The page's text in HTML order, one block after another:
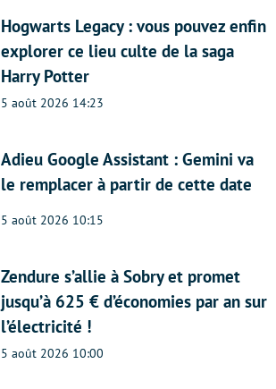
Hogwarts Legacy : vous pouvez enfin
explorer ce lieu culte de la saga
Harry Potter
5 août 2026 14:23
Adieu Google Assistant : Gemini va
le remplacer à partir de cette date
5 août 2026 10:15
Zendure s’allie à Sobry et promet
jusqu’à 625 € d’économies par an sur
l’électricité !
5 août 2026 10:00